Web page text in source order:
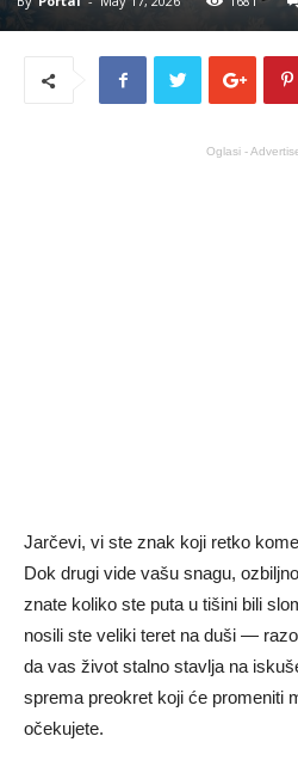
Oglasi -
Jarčevi, vi ste znak koji retko
Dok drugi vide vašu snagu,
znate koliko ste puta u tišini bili
nosili ste veliki teret na duši —
da vas život stalno stavlja na
sprema preokret koji će promeniti
očekujete.